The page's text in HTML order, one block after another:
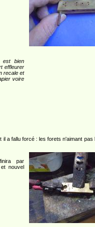
bien
effleurer
recale et
voire
fallu forcé : les forets n'aimant
par
nouvel